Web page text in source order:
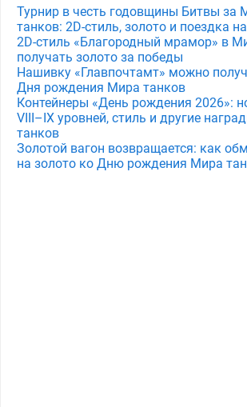
Турнир в честь годовщины Битвы за
танков: 2D-стиль, золото и поездка
2D-стиль «Благородный мрамор» в
получать золото за победы
Нашивку «Главпочтамт» можно
Дня рождения Мира танков
Контейнеры «День рождения 2026»:
VIII–IX уровней, стиль и другие
танков
Золотой вагон возвращается: как
на золото ко Дню рождения Мира